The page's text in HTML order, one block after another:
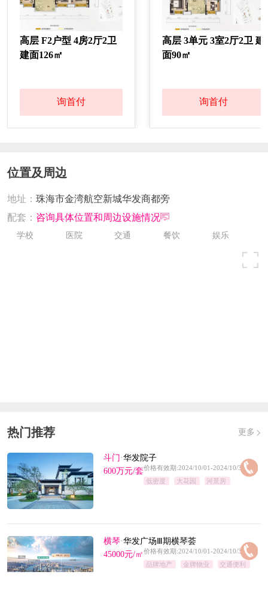
对应楼栋：3栋
预售证号：001-440404-2021-00107-9
发证时间：2021-12-17
对应楼栋：6栋
高层 F2户型 4房2厅2卫
建面126㎡
询首付
高层 3单元 3室2厅2卫 建
面90㎡
询首付
位置及周边
地址： 珠海市金湾航空新城华发商都旁
配套： 咨询具体位置和周边设施情况
学校 医院 交通 餐饮 娱乐
热门推荐 更多
斗门 ·华发院子
600万元/套价格有效期:2024/10/01-2024/10/31
低密度
大花园 河景房
横琴·华发广场Ⅲ期横琴荟
45000元/㎡价格有效期:2024/10/01-2024/10/31
品牌地产
金牌物业 交通便利